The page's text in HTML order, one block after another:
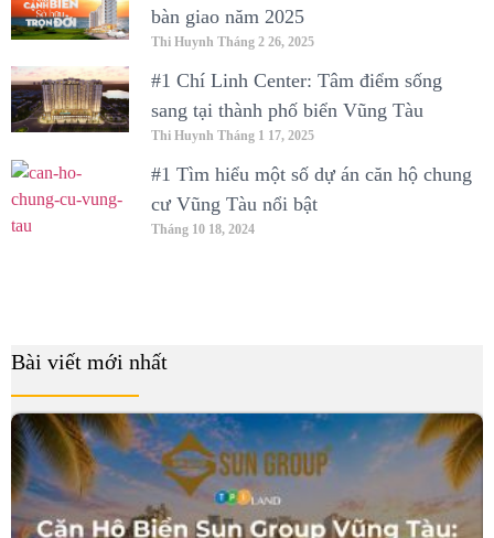
bàn giao năm 2025
Thi Huynh Tháng 2 26, 2025
#1 Chí Linh Center: Tâm điểm sống
sang tại thành phố biển Vũng Tàu
Thi Huynh Tháng 1 17, 2025
#1 Tìm hiểu một số dự án căn hộ chung
cư Vũng Tàu nổi bật
Tháng 10 18, 2024
Bài viết mới nhất